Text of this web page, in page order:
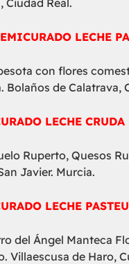
LECHE
con flores
Bolaños de Calatrava,
LECHE CRUDA
Ruperto, Quesos
Javier. Murcia.
LECHE
del Ángel Manteca
Villaescusa de Haro,